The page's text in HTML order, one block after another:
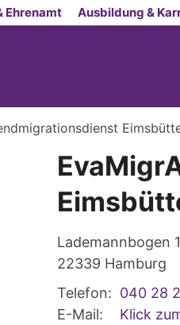
Ehrenamt Ausbildung &
Lademannbogen
22339 Hamburg
Telefon: 040 28
E-Mail:
Klick